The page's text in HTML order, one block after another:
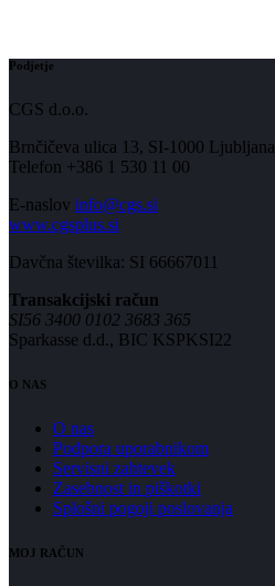
Podjetje
CGS d.o.o.
Brnčičeva ulica 13, SI-1000 Ljubljana
Telefon +386 1 530 11 00
E-naslov info@cgs.si
www.cgsplus.si
Davčna številka: SI 66667011
Transakcijski račun
SI56 3400 0102 3683 365
Sparkasse d.d., BIC KSPKSI22
O NAS
O nas
Podpora uporabnikom
Servisni zahtevek
Zasebnost in piškotki
Splošni pogoji poslovanja
MOJ RAČUN